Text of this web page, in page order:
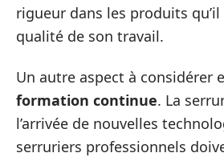
rigueur dans les produits
qualité de son travail.
Un autre aspect à considérer
formation continue. La
l’arrivée de nouvelles
serruriers professionnels